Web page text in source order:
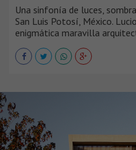
Una sinfonía de luces,
San Luis Potosí, México.
enigmática maravilla